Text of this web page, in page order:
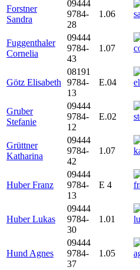
Forstner
Sandra
09444
9784-
28
1.06
Fuggenthaler
Cornelia
09444
9784-
43
1.07
Götz Elisabeth
08191
9784-
13
E.04
Gruber
Stefanie
09444
9784-
12
E.02
Grüttner
Katharina
09444
9784-
42
1.07
Huber Franz
09444
9784-
13
E 4
Huber Lukas
09444
9784-
30
1.01
Hund Agnes
09444
9784-
37
1.05